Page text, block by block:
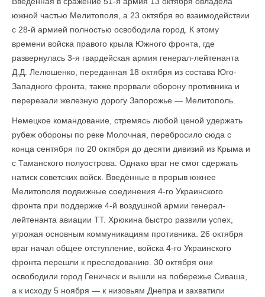
южной частью Мелитополя, а 23 октября во взаимодействии
с 28-й армией полностью освободила город. К этому
времени войска правого крыла Южного фронта, где
развернулась 3-я гвардейская армия генерал-лейтенанта
Д.Д. Лелюшенко, переданная 18 октября из состава Юго-
Западного фронта, также прорвали оборону противника и
перерезали железную дорогу Запорожье — Мелитополь.
Немецкое командование, стремясь любой ценой удержать
рубеж обороны по реке Молочная, перебросило сюда с
конца сентября по 20 октября до десяти дивизий из Крыма и
с Таманского полуострова. Однако враг не смог сдержать
натиск советских войск. Введённые в прорыв южнее
Мелитополя подвижные соединения 4-го Украинского
фронта при поддержке 4-й воздушной армии генерал-
лейтенанта авиации ТТ. Хрюкина быстро развили успех,
угрожая основным коммуникациям противника. 26 октября
враг начал общее отступление, войска 4-го Украинского
фронта перешли к преследованию. 30 ок­тября они
освободили город Геническ и вышли на побережье Сиваша,
а к исходу 5 ноября — к низовьям Днепра и захватили